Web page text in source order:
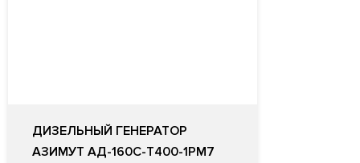
ДИЗЕЛЬНЫЙ ГЕНЕРАТОР
АЗИМУТ АД-160С-Т400-1РМ7